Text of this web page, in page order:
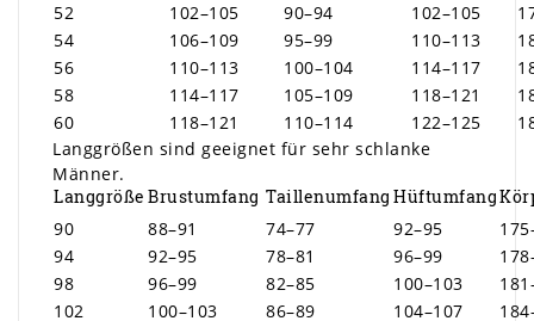
52
102–105 90–94 102–105
54
106–109 95–99 110–113
56
110–113 100–104 114–117
58
114–117 105–109 118–121
60
118–121 110–114 122–125
Langgrößen sind geeignet für sehr schlanke
Männer.
Langgröße Brustumfang Taillenumfang Hüftumfang
90
88–91 74–77 92–95
94
92–95 78–81 96–99
98
96–99 82–85 100–103
102
100–103 86–89 104–107